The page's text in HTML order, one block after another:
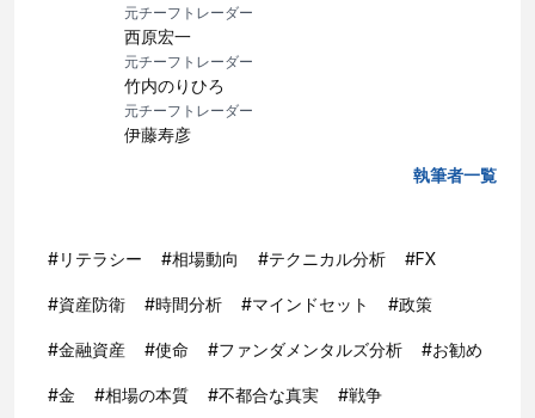
元チーフトレーダー
西原宏一
元チーフトレーダー
竹内のりひろ
元チーフトレーダー
伊藤寿彦
執筆者一覧
#リテラシー #相場動向 #テクニカル分析 #FX
#資産防衛 #時間分析 #マインドセット #政策
#金融資産 #使命 #ファンダメンタルズ分析 #お勧め
#金 #相場の本質 #不都合な真実 #戦争